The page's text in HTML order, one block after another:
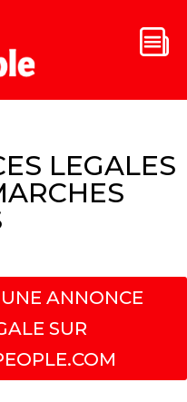
LEGALES
ANNONCE
SUR